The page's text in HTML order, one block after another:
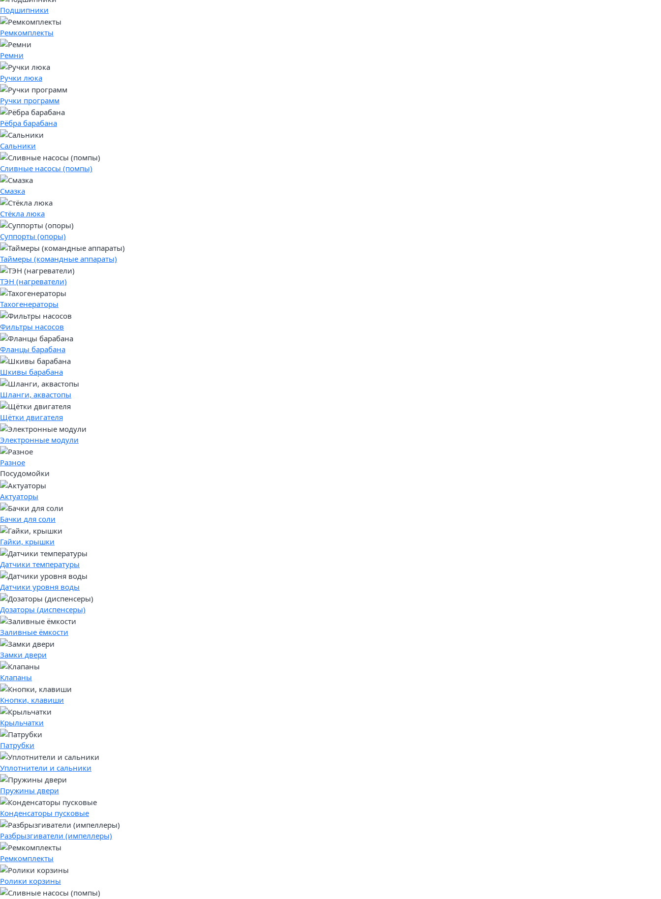
Подшипники
Ремкомплекты
Ремни
Ручки люка
Ручки программ
Рёбра барабана
Сальники
Сливные насосы (помпы)
Смазка
Стёкла люка
Суппорты (опоры)
Таймеры (командные аппараты)
ТЭН (нагреватели)
Тахогенераторы
Фильтры насосов
Фланцы барабана
Шкивы барабана
Шланги, аквастопы
Щётки двигателя
Электронные модули
Разное
Посудомойки
Актуаторы
Бачки для соли
Гайки, крышки
Датчики температуры
Датчики уровня воды
Дозаторы (диспенсеры)
Заливные ёмкости
Замки двери
Клапаны
Кнопки, клавиши
Крыльчатки
Патрубки
Уплотнители и сальники
Пружины двери
Конденсаторы пусковые
Разбрызгиватели (импеллеры)
Ремкомплекты
Ролики корзины